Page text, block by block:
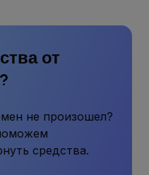
от
не произошел?
средства.